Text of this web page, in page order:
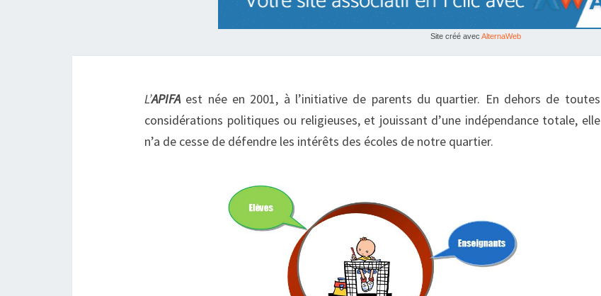
Site créé avec AlternaWeb
C
C
U
E
L’APIFA est née en 2001, à l’initiative de parents du quartier. En dehors de toutes
considérations politiques ou religieuses, et jouissant d’une indépendance totale, elle
n’a de cesse de défendre les intérêts des écoles de notre quartier.